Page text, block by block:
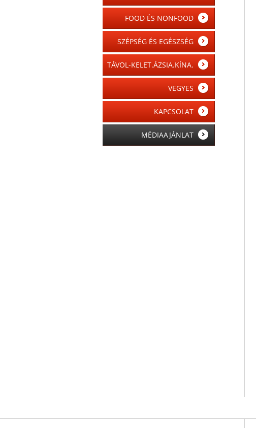
FOOD ÉS NONFOOD
SZÉPSÉG ÉS EGÉSZSÉG
TÁVOL-KELET.ÁZSIA.KÍNA.
VEGYES
KAPCSOLAT
MÉDIAAJÁNLAT